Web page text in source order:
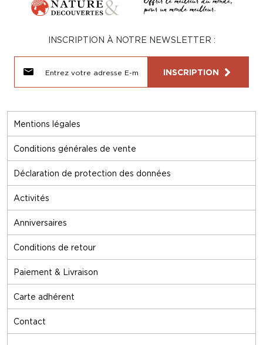
Mentions légales
Conditions générales de vente
Déclaration de protection des données
Activités
Anniversaires
Conditions de retour
Paiement & Livraison
Carte adhérent
Contact
INSCRIPTION À NOTRE NEWSLETTER :
INSCRIPTION